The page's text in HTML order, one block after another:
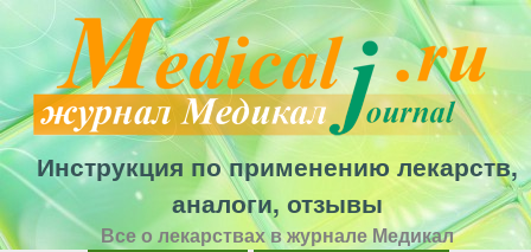
Перейти
к
основному
содержанию
Инструкция по применению лекарств,
аналоги, отзывы
Все о лекарствах в журнале Медикал